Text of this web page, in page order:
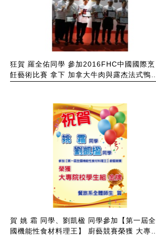
狂賀 羅全佑同學 參加2016FHC中國國際烹
飪藝術比賽 拿下 加拿大牛肉與露杰法式鴨胸
賀 姚 霜 同學、劉凱楹 同學參加【第一屆全
國機能性食材料理王】 廚藝競賽榮獲 大專院